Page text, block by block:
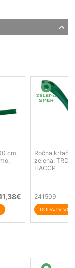
cm,
€
Ročna krtača,
zelena, TRDA,
HACCP
241509